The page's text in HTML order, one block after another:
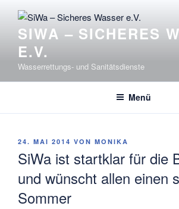
Inhalt
springenSIWA – SICHERES
E.V.
Wasserrettungs- und Sanitätsdienste
Menü
VERÖFFENTLICHT
24. MAI 2014 VON MONIKA
SiWa ist startklar für die
und wünscht allen einen
Sommer